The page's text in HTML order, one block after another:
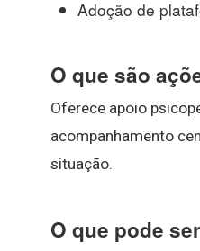
Adoção de
O que são
Oferece apoio
acompanhamento
situação.
O que pode